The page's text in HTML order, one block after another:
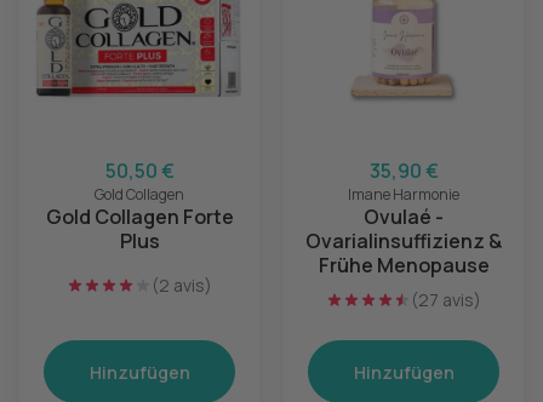
50,50 €
Gold Collagen
Gold Collagen Forte
Plus
(2 avis)
Hinzufügen
35,90 €
Imane Harmonie
Ovulaé -
Ovarialinsuffizienz &
Frühe Menopause
(27 avis)
Hinzufügen